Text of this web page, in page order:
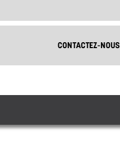
CONTACTEZ-NOUS